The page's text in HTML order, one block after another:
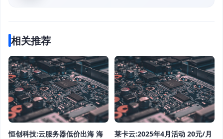
相关推荐
恒创科技:云服务器低价出海 海
莱卡云:2025年4月活动 20元/月